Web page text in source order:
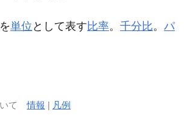
単位 として表す 比率。 千分比。 パ
いて情報 | 凡例